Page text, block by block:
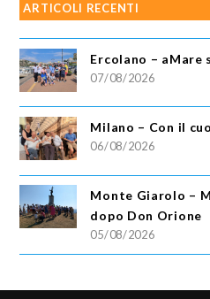
ARTICOLI RECENTI
Ercolano – aMare
07/08/2026
Milano – Con il
06/08/2026
Monte Giarolo –
dopo Don Orione
05/08/2026